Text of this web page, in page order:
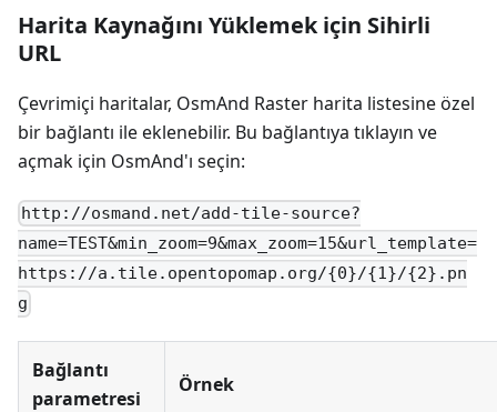
Harita Kaynağını Yüklemek için Sihirli
URL
Çevrimiçi haritalar, OsmAnd Raster harita listesine özel
bir bağlantı ile eklenebilir. Bu bağlantıya tıklayın ve
açmak için OsmAnd'ı seçin:
http://osmand.net/add-tile-source?
name=TEST&min_zoom=9&max_zoom=15&url_template=
https://a.tile.opentopomap.org/{0}/{1}/{2}.pn
g
Bağlantı
parametresi
Örnek